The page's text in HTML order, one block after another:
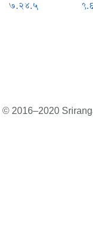
७.२४.५
© 2016–2020